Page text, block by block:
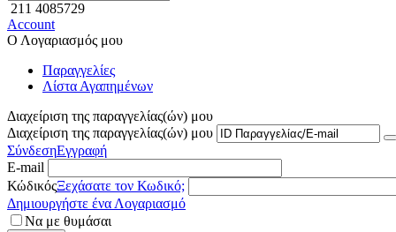
211 4085729
Account
Ο Λογαριασμός μου
Παραγγελίες
Λίστα Αγαπημένων
Διαχείριση της παραγγελίας(ών) μου
Διαχείριση της παραγγελίας(ών) μου
ΣύνδεσηΕγγραφή
E-mail
ΚώδικόςΞεχάσατε τον Κωδικό;
Δημιουργήστε ένα Λογαριασμό
Να με θυμάσαι